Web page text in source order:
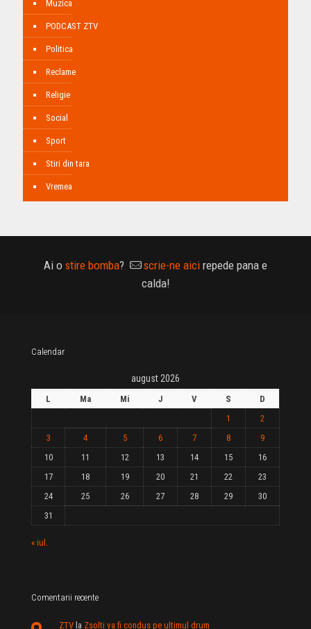
Muzica
PODCAST ZTV
Politica
Reclame
Religie
Social
Sport
Stiri din tara
Vremea
Ai o stire bomba? scrie-ne aici repede pana e
calda!
Calendar
august 2026
L Ma Mi J V S
D
1
2
3
4 5 6 7 8
9
10
11 12 13 14 15
16
17
18 19 20 21 22
23
24
25 26 27 28 29
30
31
« iul.
Comentarii recente
ZTV la Zsolti va fi condus pe ultimul drum